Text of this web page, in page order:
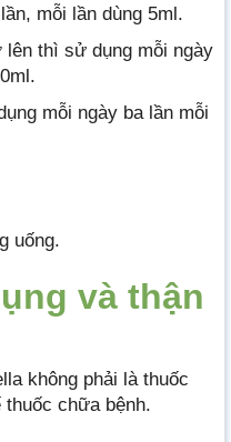
mỗi lần dùng 5ml.
thì sử dụng mỗi ngày
mỗi ngày ba lần mỗi
uống.
và thận
không phải là thuốc
chữa bệnh.